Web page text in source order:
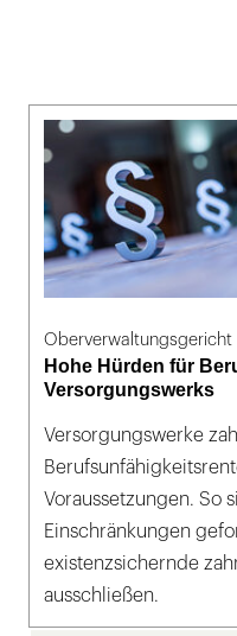
Oberverwaltungsgericht
Hohe Hürden für
Versorgungswerks
Versorgungswerke
Voraussetzungen. So
Einschränkungen
existenzsichernde
ausschließen.